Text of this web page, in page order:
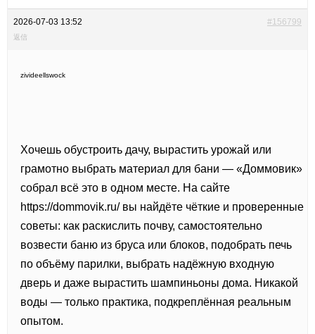
2026-07-03 13:52 #156799
返信
zivideellswock
Хочешь обустроить дачу, вырастить урожай или
грамотно выбрать материал для бани — «Доммовик»
собрал всё это в одном месте. На сайте
https://dommovik.ru/ вы найдёте чёткие и проверенные
советы: как раскислить почву, самостоятельно
возвести баню из бруса или блоков, подобрать печь
по объёму парилки, выбрать надёжную входную
дверь и даже вырастить шампиньоны дома. Никакой
воды — только практика, подкреплённая реальным
опытом.